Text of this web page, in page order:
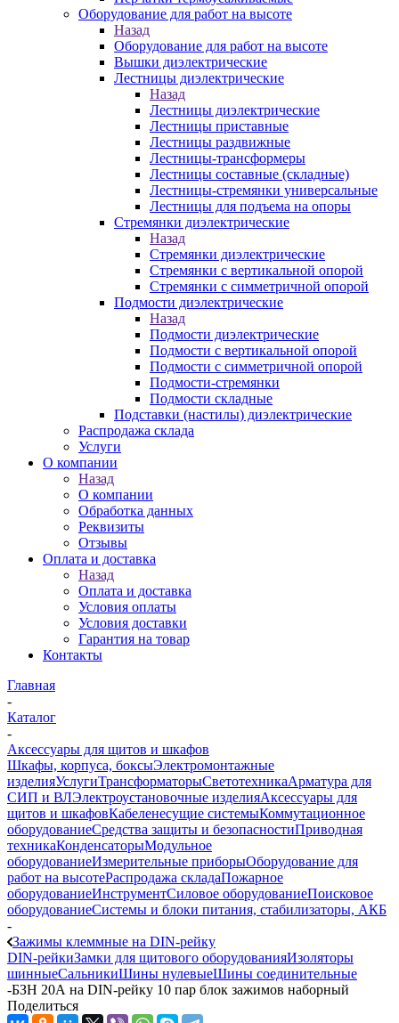
Оборудование для работ на высоте
Назад
Оборудование для работ на высоте
Вышки диэлектрические
Лестницы диэлектрические
Назад
Лестницы диэлектрические
Лестницы приставные
Лестницы раздвижные
Лестницы-трансформеры
Лестницы составные (складные)
Лестницы-стремянки универсальные
Лестницы для подъема на опоры
Стремянки диэлектрические
Назад
Стремянки диэлектрические
Стремянки с вертикальной опорой
Стремянки с симметричной опорой
Подмости диэлектрические
Назад
Подмости диэлектрические
Подмости с вертикальной опорой
Подмости с симметричной опорой
Подмости-стремянки
Подмости складные
Подставки (настилы) диэлектрические
Распродажа склада
Услуги
О компании
Назад
О компании
Обработка данных
Реквизиты
Отзывы
Оплата и доставка
Назад
Оплата и доставка
Условия оплаты
Условия доставки
Гарантия на товар
Контакты
Главная
-
Каталог
-
Аксессуары для щитов и шкафов
Шкафы, корпуса, боксыЭлектромонтажные
изделияУслугиТрансформаторыСветотехникаАрматура для
СИП и ВЛЭлектроустановочные изделияАксессуары для
щитов и шкафовКабеленесущие системыКоммутационное
оборудованиеСредства защиты и безопасностиПриводная
техникаКонденсаторыМодульное
оборудованиеИзмерительные приборыОборудование для
работ на высотеРаспродажа складаПожарное
оборудованиеИнструментСиловое оборудованиеПоисковое
оборудованиеСистемы и блоки питания, стабилизаторы, АКБ
-
Зажимы клеммные на DIN-рейку
DIN-рейкиЗамки для щитового оборудованияИзоляторы
шинныеСальникиШины нулевыеШины соединительные
-БЗН 20А на DIN-рейку 10 пар блок зажимов наборный
Поделиться